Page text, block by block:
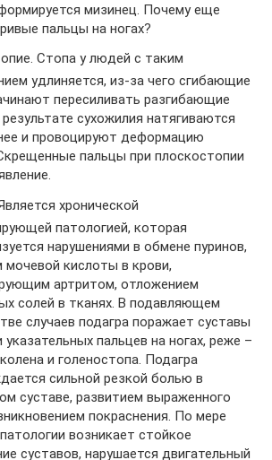
мизинец. Почему еще
пальцы на ногах?
Стопа у людей с таким
удлиняется, из-за чего сгибающие
пересиливать разгибающие
сухожилия натягиваются
и провоцируют деформацию
пальцы при плоскостопии
хронической
патологией, которая
нарушениями в обмене пуринов,
кислоты в крови,
артритом, отложением
солей в тканях. В подавляющем
случаев подагра поражает суставы
пальцев на ногах, реже –
и голеностопа. Подагра
сильной резкой болью в
суставе, развитием выраженного
покраснения. По мере
возникает стойкое
суставов, нарушается двигательный